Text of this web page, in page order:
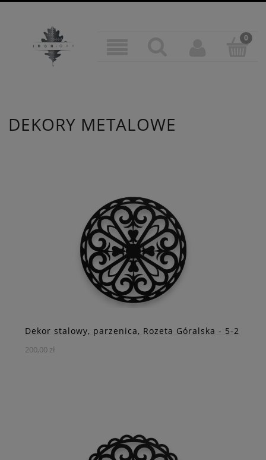
DEKORY METALOWE
Dekor stalowy, parzenica, Rozeta Góralska - 5-2
200,00 zł
Rozeta góralska to wyjątkowy dekor ścienny inspirowany
tradycyjną sztuką Podhala